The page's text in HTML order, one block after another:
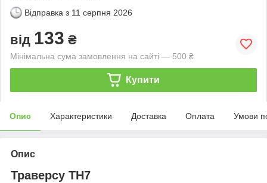
Відправка з 11 серпня 2026
від 133 ₴
Мінімальна сума замовлення на сайті — 500 ₴
Купити
Опис Характеристики Доставка Оплата Умови
Опис
Траверсу ТН7